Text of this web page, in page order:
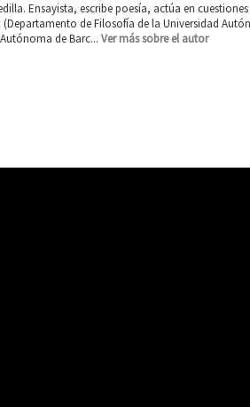
Ensayista, escribe poesía, actúa en
de Filosofía de la Universidad
de Barc... Ver más sobre el autor